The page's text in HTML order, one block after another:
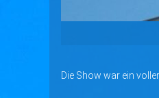
Die Show war ein